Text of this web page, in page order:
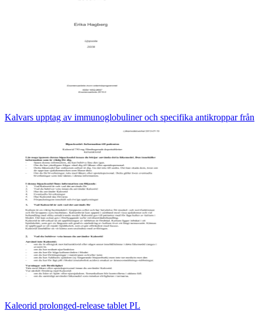
Kalvars upptag av immunoglobuliner och specifika antikroppar från
Kaleorid prolonged-release tablet PL